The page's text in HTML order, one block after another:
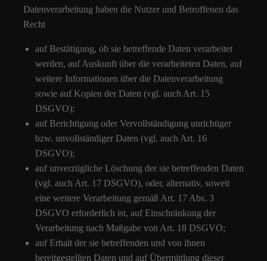
Datenverarbeitung haben die Nutzer und Betroffenen das
Recht
auf Bestätigung, ob sie betreffende Daten verarbeitet
werden, auf Auskunft über die verarbeiteten Daten, auf
weitere Informationen über die Datenverarbeitung
sowie auf Kopien der Daten (vgl. auch Art. 15
DSGVO);
auf Berichtigung oder Vervollständigung unrichtiger
bzw. unvollständiger Daten (vgl. auch Art. 16
DSGVO);
auf unverzügliche Löschung der sie betreffenden Daten
(vgl. auch Art. 17 DSGVO), oder, alternativ, soweit
eine weitere Verarbeitung gemäß Art. 17 Abs. 3
DSGVO erforderlich ist, auf Einschränkung der
Verarbeitung nach Maßgabe von Art. 18 DSGVO;
auf Erhalt der sie betreffenden und von ihnen
bereitgestellten Daten und auf Übermittlung dieser